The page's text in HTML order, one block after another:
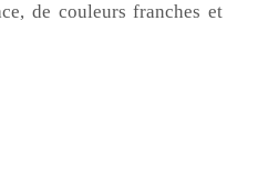
de couleurs franches et